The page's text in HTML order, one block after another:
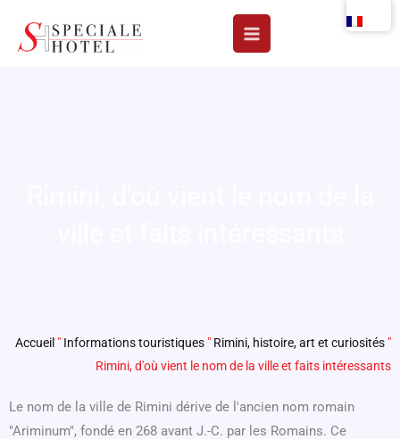
Accueil " Informations touristiques " Rimini, histoire, art et curiosités "
Rimini, d'où vient le nom de la ville et faits intéressants
Le nom de la ville de Rimini dérive de l'ancien nom romain
"Ariminum", fondé en 268 avant J.-C. par les Romains. Ce